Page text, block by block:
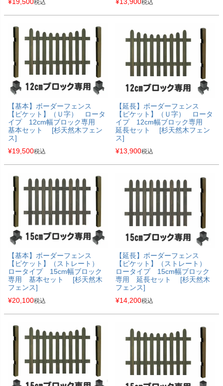
税込 税込
【基本】ボーダーフェンス
【ピケット】（Ｕ字） ロータ
イプ 12cm幅ブロック専用
基本セット [杉天然木フェン
ス]
¥19,500税込
【延長】ボーダーフェンス
【ピケット】（Ｕ字） ロータ
イプ 12cm幅ブロック専用
延長セット [杉天然木フェン
ス]
¥13,900税込
【基本】ボーダーフェンス
【ピケット】（ストレート）
ロータイプ 15cm幅ブロック
専用 基本セット [杉天然木
フェンス]
¥20,100税込
【延長】ボーダーフェンス
【ピケット】（ストレート）
ロータイプ 15cm幅ブロック
専用 延長セット [杉天然木
フェンス]
¥14,200税込